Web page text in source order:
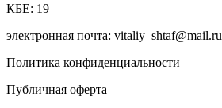
КБЕ: 19
электронная почта: vitaliy_shtaf@mail.ru
Политика конфиденциальности
Публичная оферта